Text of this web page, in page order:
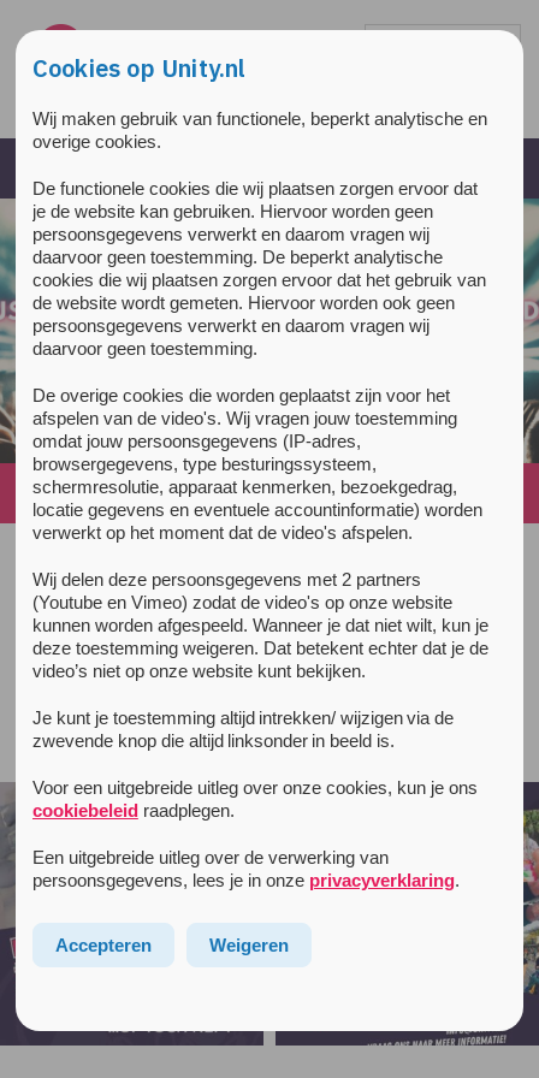
Home »About Unity»Peer educators
Peer educators
Follow unityinfo on Instagram
Cookies op Unity.nl
Wij maken gebruik van functionele, beperkt analytische en
overige cookies.
De functionele cookies die wij plaatsen zorgen ervoor dat
je de website kan gebruiken. Hiervoor worden geen
persoonsgegevens verwerkt en daarom vragen wij
daarvoor geen toestemming. De beperkt analytische
cookies die wij plaatsen zorgen ervoor dat het gebruik van
de website wordt gemeten. Hiervoor worden ook geen
persoonsgegevens verwerkt en daarom vragen wij
daarvoor geen toestemming.
De overige cookies die worden geplaatst zijn voor het
afspelen van de video's. Wij vragen jouw toestemming
omdat jouw persoonsgegevens (IP-adres,
browsergegevens, type besturingssysteem,
schermresolutie, apparaat kenmerken, bezoekgedrag,
locatie gegevens en eventuele accountinformatie) worden
verwerkt op het moment dat de video's afspelen.
Wij delen deze persoonsgegevens met 2 partners
(Youtube en Vimeo) zodat de video's op onze website
kunnen worden afgespeeld. Wanneer je dat niet wilt, kun je
deze toestemming weigeren. Dat betekent echter dat je de
video’s niet op onze website kunt bekijken.
Je kunt je toestemming altijd intrekken/ wijzigen via de
zwevende knop die altijd linksonder in beeld is.
Voor een uitgebreide uitleg over onze cookies, kun je ons
cookiebeleidraadplegen.
Een uitgebreide uitleg over de verwerking van
persoonsgegevens, lees je in onze privacyverklaring.
Accepteren Weigeren